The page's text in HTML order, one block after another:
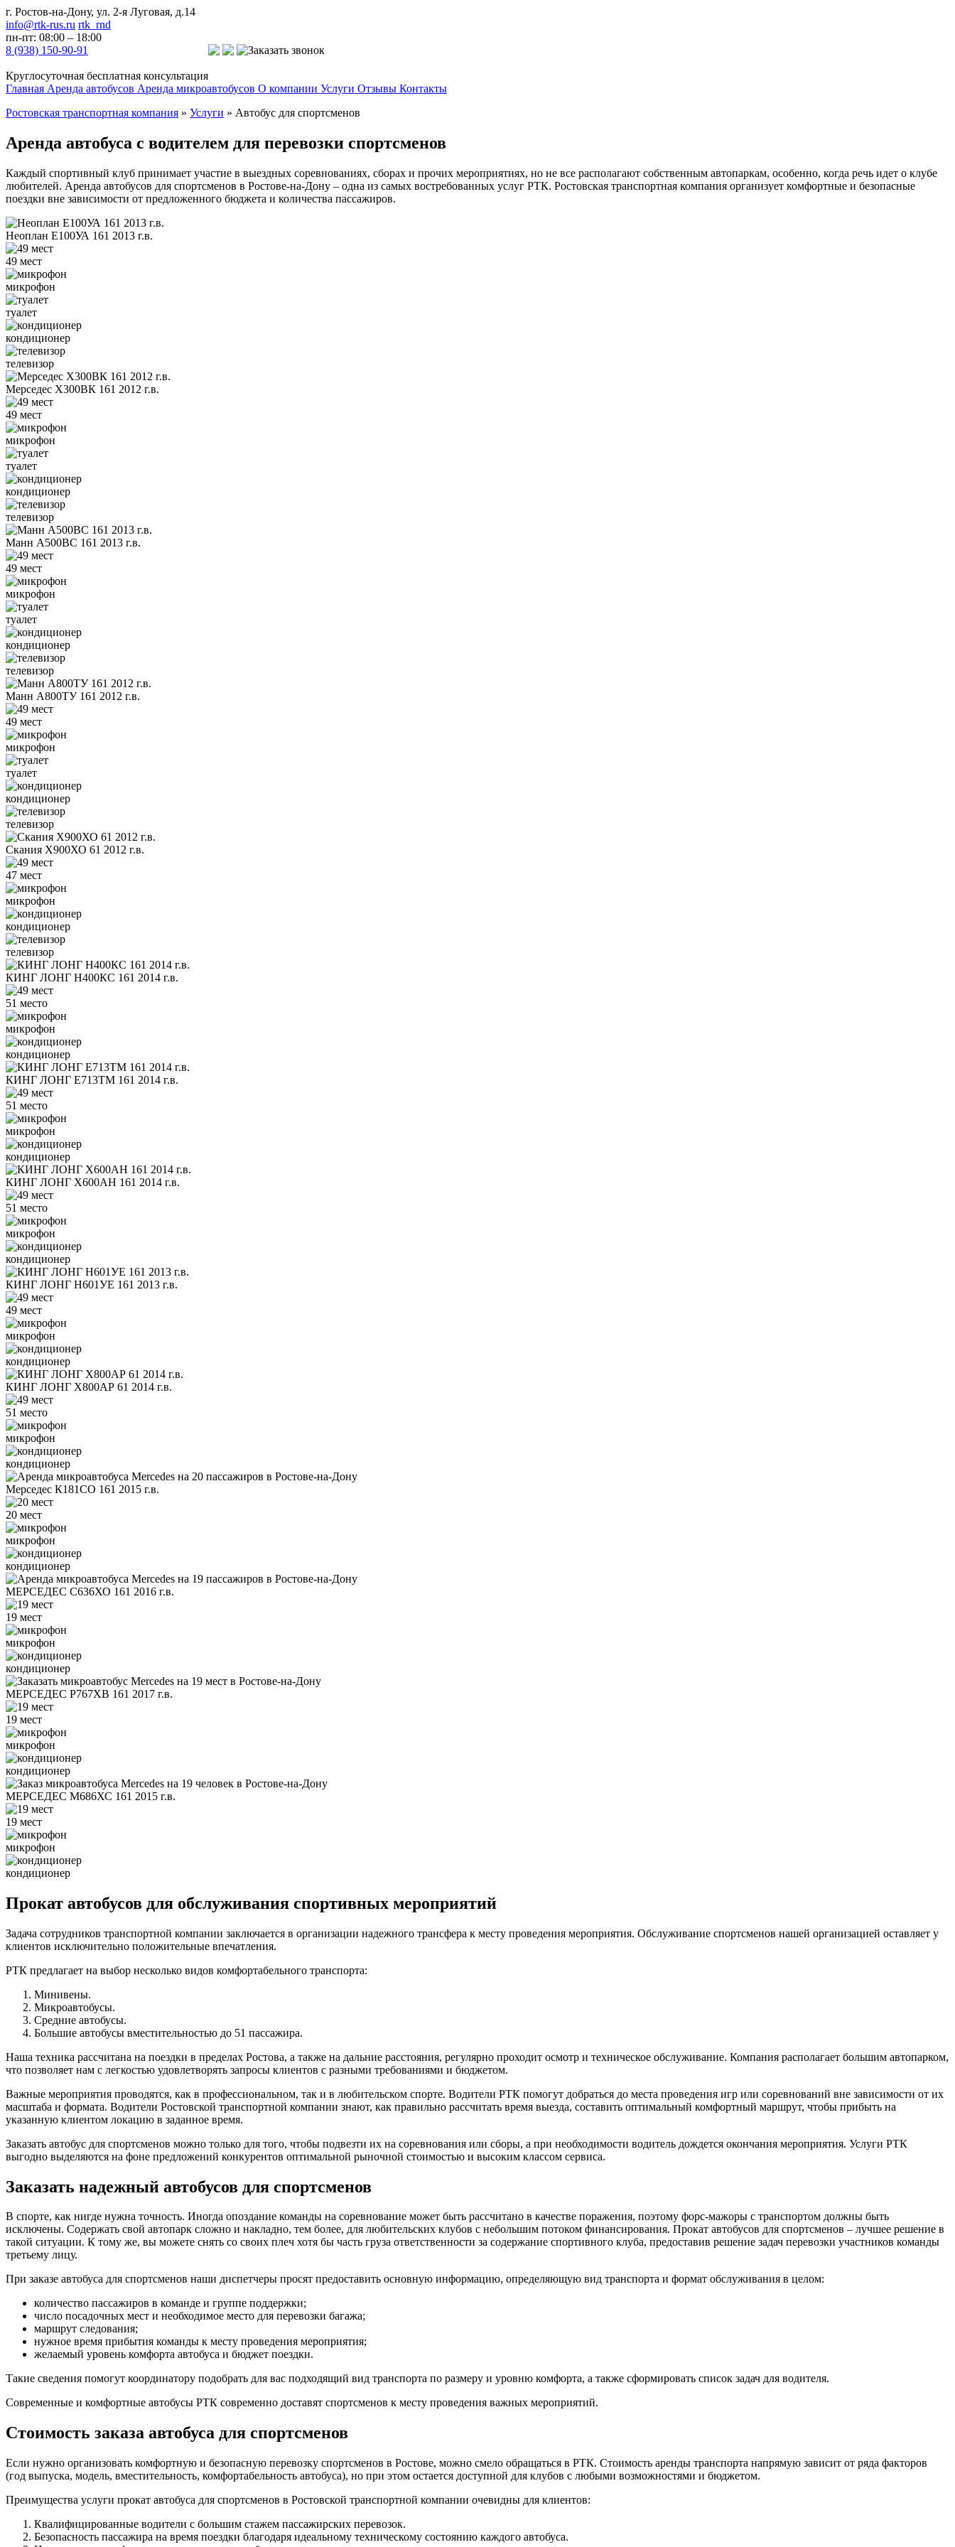
г. Ростов-на-Дону, ул. 2-я Луговая, д.14
info@rtk-rus.ru rtk_rnd
пн-пт: 08:00 – 18:00
8 (938) 150-90-91
Круглосуточная бесплатная консультация
Заказать звонок
Главная Аренда автобусов Аренда микроавтобусов О компании Услуги Отзывы Контакты
Ростовская транспортная компания » Услуги » Автобус для спортсменов
Аренда автобуса с водителем для перевозки спортсменов
Каждый спортивный клуб принимает участие в выездных соревнованиях, сборах и прочих мероприятиях, но не все располагают собственным автопаркам, особенно, когда речь идет о клубе
любителей. Аренда автобусов для спортсменов в Ростове-на-Дону – одна из самых востребованных услуг РТК. Ростовская транспортная компания организует комфортные и безопасные
поездки вне зависимости от предложенного бюджета и количества пассажиров.
Неоплан E100УА 161 2013 г.в.
49 мест
микрофон
туалет
кондиционер
телевизор
Мерседес Х300ВК 161 2012 г.в.
49 мест
микрофон
туалет
кондиционер
телевизор
Манн А500ВС 161 2013 г.в.
49 мест
микрофон
туалет
кондиционер
телевизор
Манн А800ТУ 161 2012 г.в.
49 мест
микрофон
туалет
кондиционер
телевизор
Скания Х900ХО 61 2012 г.в.
47 мест
микрофон
кондиционер
телевизор
КИНГ ЛОНГ Н400КС 161 2014 г.в.
51 место
микрофон
кондиционер
КИНГ ЛОНГ Е713ТМ 161 2014 г.в.
51 место
микрофон
кондиционер
КИНГ ЛОНГ Х600АН 161 2014 г.в.
51 место
микрофон
кондиционер
КИНГ ЛОНГ Н601УЕ 161 2013 г.в.
49 мест
микрофон
кондиционер
КИНГ ЛОНГ Х800АР 61 2014 г.в.
51 место
микрофон
кондиционер
Мерседес К181СО 161 2015 г.в.
20 мест
микрофон
кондиционер
МЕРСЕДЕС С636ХО 161 2016 г.в.
19 мест
микрофон
кондиционер
МЕРСЕДЕС Р767ХВ 161 2017 г.в.
19 мест
микрофон
кондиционер
МЕРСЕДЕС М686ХС 161 2015 г.в.
19 мест
микрофон
кондиционер
Прокат автобусов для обслуживания спортивных мероприятий
Задача сотрудников транспортной компании заключается в организации надежного трансфера к месту проведения мероприятия. Обслуживание спортсменов нашей организацией оставляет у
клиентов исключительно положительные впечатления.
РТК предлагает на выбор несколько видов комфортабельного транспорта:
Минивены.
Микроавтобусы.
Средние автобусы.
Большие автобусы вместительностью до 51 пассажира.
Наша техника рассчитана на поездки в пределах Ростова, а также на дальние расстояния, регулярно проходит осмотр и техническое обслуживание. Компания располагает большим автопарком,
что позволяет нам с легкостью удовлетворять запросы клиентов с разными требованиями и бюджетом.
Важные мероприятия проводятся, как в профессиональном, так и в любительском спорте. Водители РТК помогут добраться до места проведения игр или соревнований вне зависимости от их
масштаба и формата. Водители Ростовской транспортной компании знают, как правильно рассчитать время выезда, составить оптимальный комфортный маршрут, чтобы прибыть на
указанную клиентом локацию в заданное время.
Заказать автобус для спортсменов можно только для того, чтобы подвезти их на соревнования или сборы, а при необходимости водитель дождется окончания мероприятия. Услуги РТК
выгодно выделяются на фоне предложений конкурентов оптимальной рыночной стоимостью и высоким классом сервиса.
Заказать надежный автобусов для спортсменов
В спорте, как нигде нужна точность. Иногда опоздание команды на соревнование может быть рассчитано в качестве поражения, поэтому форс-мажоры с транспортом должны быть
исключены. Содержать свой автопарк сложно и накладно, тем более, для любительских клубов с небольшим потоком финансирования. Прокат автобусов для спортсменов – лучшее решение в
такой ситуации. К тому же, вы можете снять со своих плеч хотя бы часть груза ответственности за содержание спортивного клуба, предоставив решение задач перевозки участников команды
третьему лицу.
При заказе автобуса для спортсменов наши диспетчеры просят предоставить основную информацию, определяющую вид транспорта и формат обслуживания в целом:
количество пассажиров в команде и группе поддержки;
число посадочных мест и необходимое место для перевозки багажа;
маршрут следования;
нужное время прибытия команды к месту проведения мероприятия;
желаемый уровень комфорта автобуса и бюджет поездки.
Такие сведения помогут координатору подобрать для вас подходящий вид транспорта по размеру и уровню комфорта, а также сформировать список задач для водителя.
Современные и комфортные автобусы РТК современно доставят спортсменов к месту проведения важных мероприятий.
Стоимость заказа автобуса для спортсменов
Если нужно организовать комфортную и безопасную перевозку спортсменов в Ростове, можно смело обращаться в РТК. Стоимость аренды транспорта напрямую зависит от ряда факторов
(год выпуска, модель, вместительность, комфортабельность автобуса), но при этом остается доступной для клубов с любыми возможностями и бюджетом.
Преимущества услуги прокат автобуса для спортсменов в Ростовской транспортной компании очевидны для клиентов:
Квалифицированные водители с большим стажем пассажирских перевозок.
Безопасность пассажира на время поездки благодаря идеальному техническому состоянию каждого автобуса.